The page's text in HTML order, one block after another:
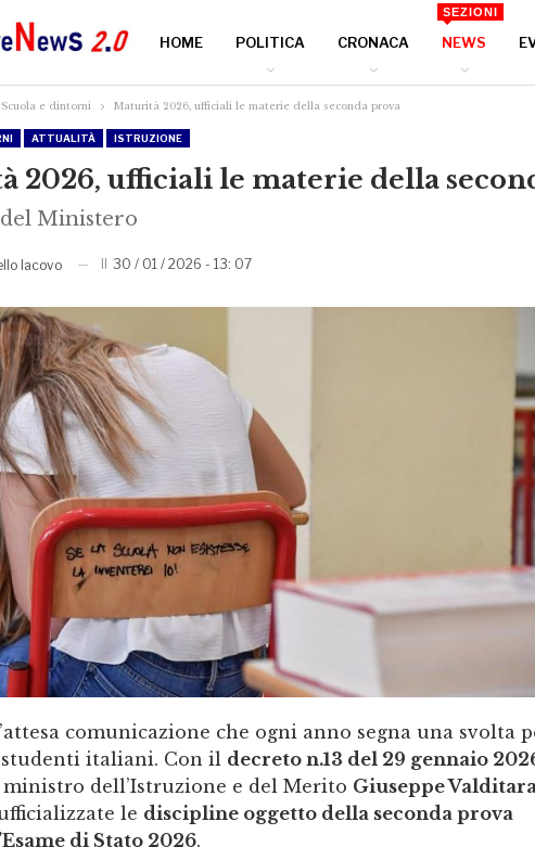
HOME POLITICA CRONACA NEWS
SEZIONI
Scuola e dintorni Maturità 2026, ufficiali le materie della seconda prova
ATTUALITÀ ISTRUZIONE
2026, ufficiali le materie della
Ministero
Iacovo 30 / 01 / 2026 - 13: 07
comunicazione che ogni anno segna una svolta
italiani. Con il decreto n.13 del 29 gennaio
dell’Istruzione e del Merito Giuseppe Valditara
le discipline oggetto della seconda prova
di Stato 2026.